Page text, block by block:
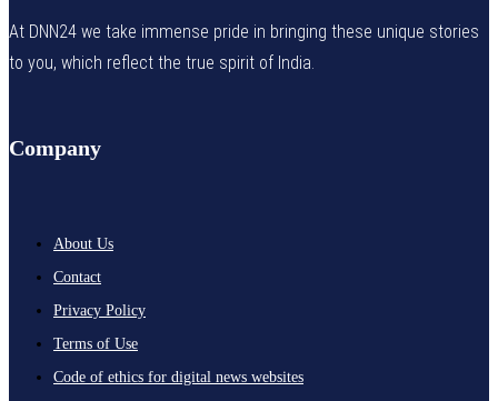
At DNN24 we take immense pride in bringing these unique stories
to you, which reflect the true spirit of India.
Company
About Us
Contact
Privacy Policy
Terms of Use
Code of ethics for digital news websites